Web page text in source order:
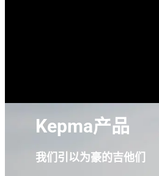
Kepma产品
我们引以为豪的吉他们